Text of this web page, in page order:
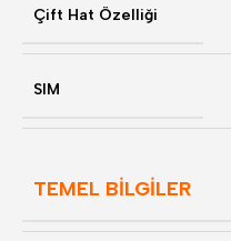
Çift Hat Özelliği
SIM
TEMEL BİLGİLER